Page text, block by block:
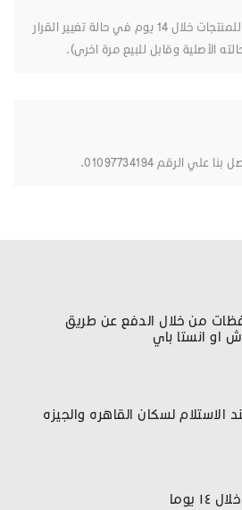
يمكنك عمل طلب استرجاع للمنتجات خلال 14 يوم في حالة تغيير القرار
الأصلية وقابل للبيع مرة اخرى).
الرقم 01097734194.
من خلال الدفع عن طريق
او انستا باي
الاستلام لسكان القاهره والجيزه
يوما